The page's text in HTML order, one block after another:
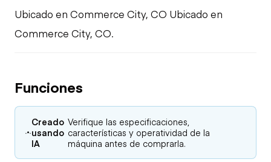
Ubicado en Commerce City, CO Ubicado en
Commerce City, CO.
Funciones
Creado
usando
IA
Verifique las especificaciones,
características y operatividad de la
máquina antes de comprarla.